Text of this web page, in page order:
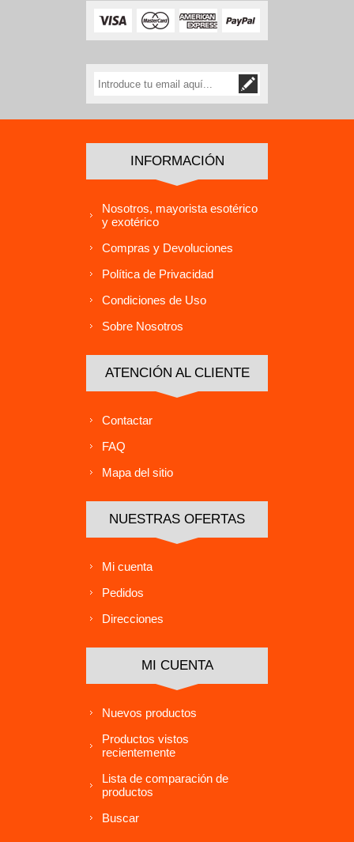
INFORMACIÓN
Nosotros, mayorista esotérico
y exotérico
Compras y Devoluciones
Política de Privacidad
Condiciones de Uso
Sobre Nosotros
ATENCIÓN AL CLIENTE
Contactar
FAQ
Mapa del sitio
NUESTRAS OFERTAS
Mi cuenta
Pedidos
Direcciones
MI CUENTA
Nuevos productos
Productos vistos
recientemente
Lista de comparación de
productos
Buscar